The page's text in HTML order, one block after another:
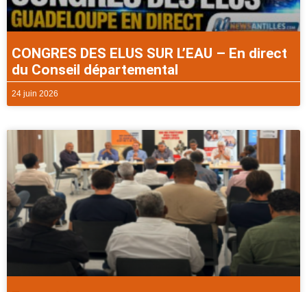
CONGRES DES ELUS SUR L’EAU – En direct
du Conseil départemental
24 juin 2026